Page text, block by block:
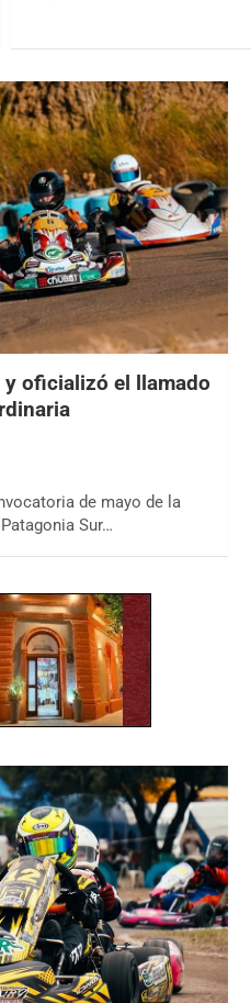
oficializó el llamado
de mayo de la
Sur…